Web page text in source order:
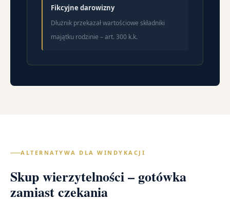
Fikcyjne darowizny
Dłużnik przekazał wartościowe składniki
majątku rodzinie – art. 300 k.k.
ALTERNATYWA DLA WINDYKACJI
Skup wierzytelności – gotówka
zamiast czekania